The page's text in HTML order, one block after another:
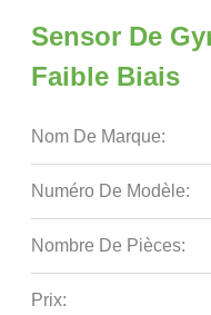
Sensor De
Faible Biais
Nom De Marque:
Numéro De Modèle:
Nombre De Pièces:
Prix: